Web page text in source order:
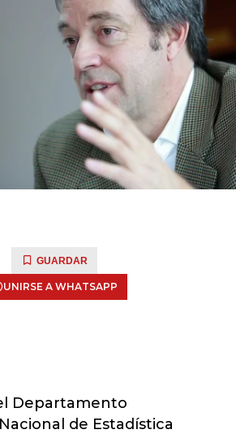
GUARDAR
UNIRSE A WHATSAPP
Departamento
de Estadística